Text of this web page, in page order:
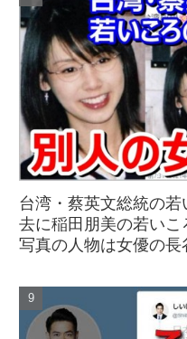
台湾・蔡英文総統の
去に稲田朋美の若いこ
写真の人物は女優の長